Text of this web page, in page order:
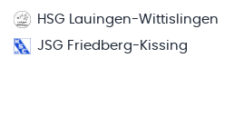
HSG Lauingen-Wittislingen
JSG Friedberg-Kissing